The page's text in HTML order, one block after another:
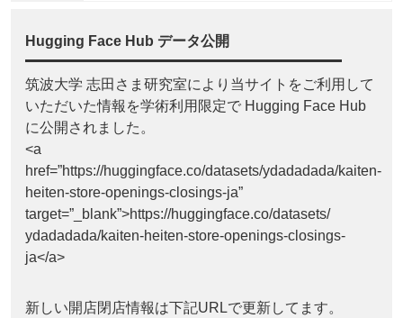
Hugging Face Hub データ公開
筑波大学 志田さま研究室により当サイトをご利用して
いただいた情報を学術利用限定で Hugging Face Hub
に公開されました。
<a
href=”https://huggingface.co/datasets/ydadadada/kaiten-
heiten-store-openings-closings-ja”
target=”_blank”>https://huggingface.co/datasets/
ydadadada/kaiten-heiten-store-openings-closings-
ja</a>
新しい開店閉店情報は下記URLで更新してます。